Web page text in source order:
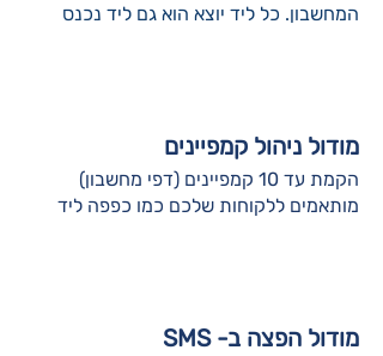
המחשבון. כל ליד יוצא הוא גם ליד נכנס
מודול ניהול קמפיינים
הקמת עד 10 קמפיינים (דפי מחשבון)
מותאמים ללקוחות שלכם כמו כפפה ליד
מודול הפצה ב- SMS